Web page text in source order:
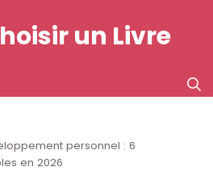
un Livre
personnel : 6
en 2026